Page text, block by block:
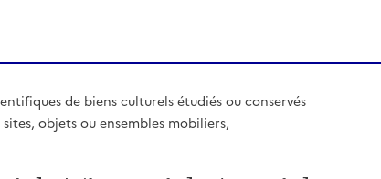
de biens culturels étudiés ou conservés
objets ou ensembles mobiliers,